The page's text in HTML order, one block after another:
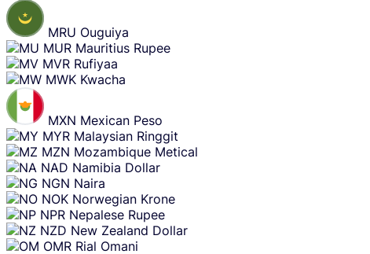
MRU Ouguiya
MUR Mauritius Rupee
MVR Rufiyaa
MWK Kwacha
MXN Mexican Peso
MYR Malaysian Ringgit
MZN Mozambique Metical
NAD Namibia Dollar
NGN Naira
NOK Norwegian Krone
NPR Nepalese Rupee
NZD New Zealand Dollar
OMR Rial Omani